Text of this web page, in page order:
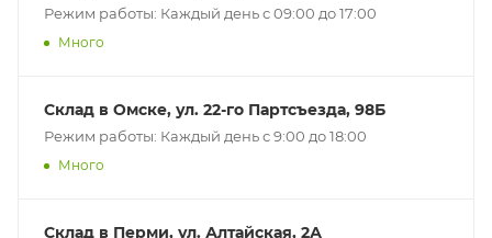
Режим работы: Каждый день с 09:00 до 17:00
Много
Склад в Омске, ул. 22-го Партсъезда, 98Б
Режим работы: Каждый день с 9:00 до 18:00
Много
Склад в Перми, ул. Алтайская, 2А